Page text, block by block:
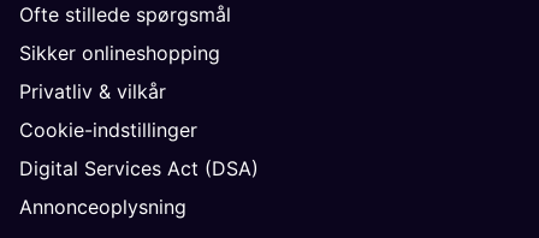
Ofte stillede spørgsmål
Sikker onlineshopping
Privatliv & vilkår
Cookie-indstillinger
Digital Services Act (DSA)
Annonceoplysning